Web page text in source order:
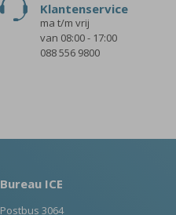
Klantenservice
ma t/m vrij
van 08:00 - 17:00
088 556 9800
Bureau ICE
Postbus 3064